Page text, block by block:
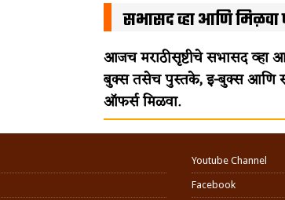
सभासद व्हा आणि मिळवा
आजच मराठीसृष्टीचे सभासद व्हा
बुक्स तसेच पुस्तके, इ-बुक्स आणि
ऑफर्स मिळवा.
Youtube Channel
Facebook